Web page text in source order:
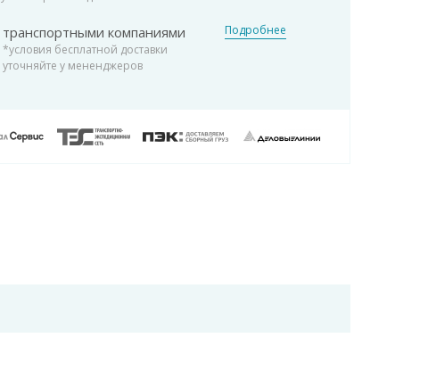
транспортными компаниями
*условия бесплатной доставки
уточняйте у мененджеров
Подробнее